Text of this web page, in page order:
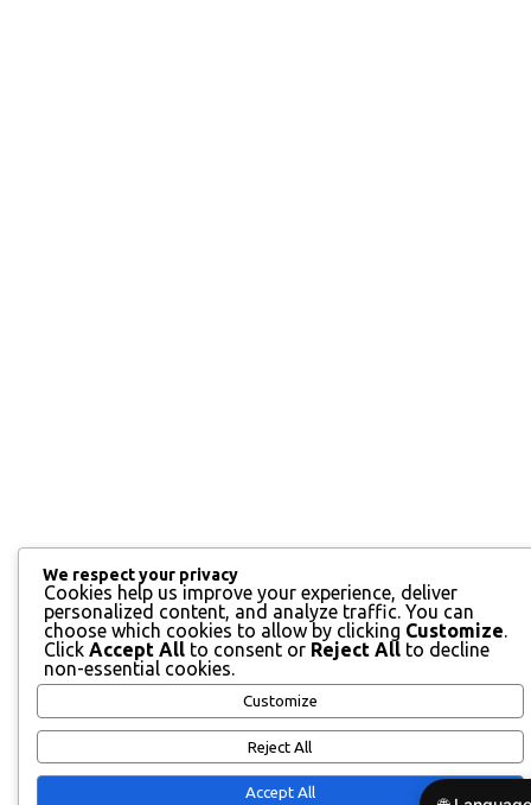
We respect your privacy
Cookies help us improve your experience, deliver
personalized content, and analyze traffic. You can
choose which cookies to allow by clicking Customize.
Click Accept All to consent or Reject All to decline
non-essential cookies.
Customize
Reject All
Accept All